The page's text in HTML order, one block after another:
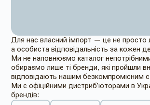
Для нас власний імпорт — це не
а особиста відповідальність за кожен
Ми не наповнюємо каталог
обираємо лише ті бренди, які пройшли
відповідають нашим безкомпромісним
Ми є офіційними дистриб’юторами в
брендів: